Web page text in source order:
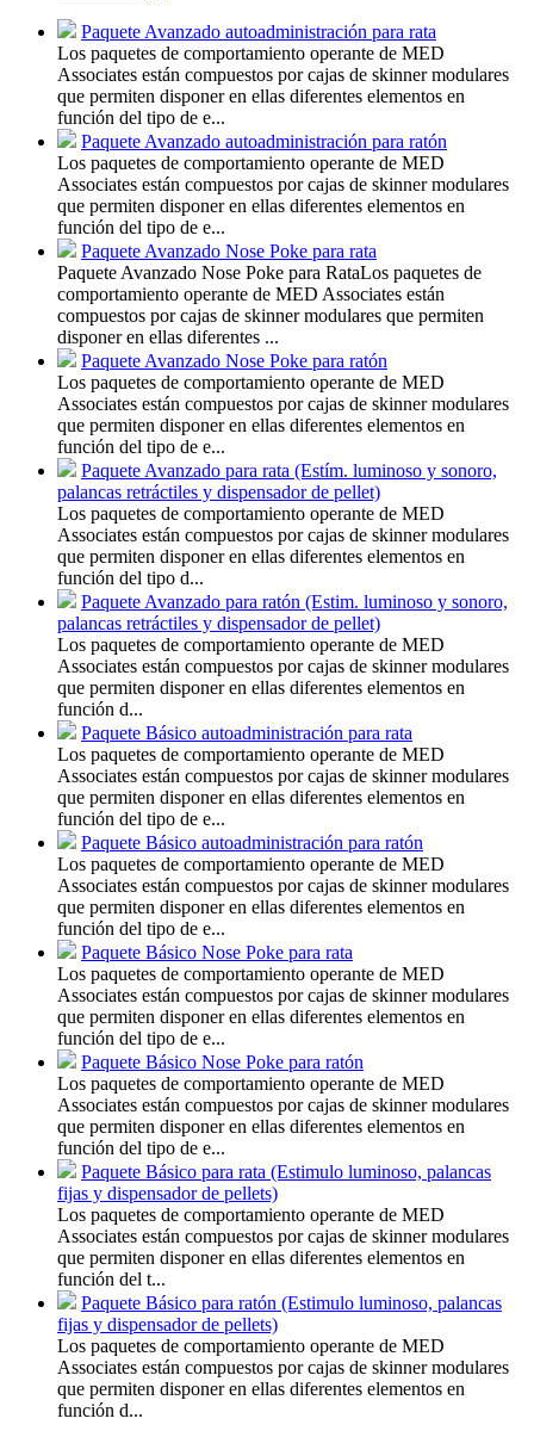
Paquete Avanzado autoadministración para rata
Los paquetes de comportamiento operante de MED
Associates están compuestos por cajas de skinner modulares
que permiten disponer en ellas diferentes elementos en
función del tipo de e...
Paquete Avanzado autoadministración para ratón
Los paquetes de comportamiento operante de MED
Associates están compuestos por cajas de skinner modulares
que permiten disponer en ellas diferentes elementos en
función del tipo de e...
Paquete Avanzado Nose Poke para rata
Paquete Avanzado Nose Poke para RataLos paquetes de
comportamiento operante de MED Associates están
compuestos por cajas de skinner modulares que permiten
disponer en ellas diferentes ...
Paquete Avanzado Nose Poke para ratón
Los paquetes de comportamiento operante de MED
Associates están compuestos por cajas de skinner modulares
que permiten disponer en ellas diferentes elementos en
función del tipo de e...
Paquete Avanzado para rata (Estím. luminoso y sonoro,
palancas retráctiles y dispensador de pellet)
Los paquetes de comportamiento operante de MED
Associates están compuestos por cajas de skinner modulares
que permiten disponer en ellas diferentes elementos en
función del tipo d...
Paquete Avanzado para ratón (Estim. luminoso y sonoro,
palancas retráctiles y dispensador de pellet)
Los paquetes de comportamiento operante de MED
Associates están compuestos por cajas de skinner modulares
que permiten disponer en ellas diferentes elementos en
función d...
Paquete Básico autoadministración para rata
Los paquetes de comportamiento operante de MED
Associates están compuestos por cajas de skinner modulares
que permiten disponer en ellas diferentes elementos en
función del tipo de e...
Paquete Básico autoadministración para ratón
Los paquetes de comportamiento operante de MED
Associates están compuestos por cajas de skinner modulares
que permiten disponer en ellas diferentes elementos en
función del tipo de e...
Paquete Básico Nose Poke para rata
Los paquetes de comportamiento operante de MED
Associates están compuestos por cajas de skinner modulares
que permiten disponer en ellas diferentes elementos en
función del tipo de e...
Paquete Básico Nose Poke para ratón
Los paquetes de comportamiento operante de MED
Associates están compuestos por cajas de skinner modulares
que permiten disponer en ellas diferentes elementos en
función del tipo de e...
Paquete Básico para rata (Estimulo luminoso, palancas
fijas y dispensador de pellets)
Los paquetes de comportamiento operante de MED
Associates están compuestos por cajas de skinner modulares
que permiten disponer en ellas diferentes elementos en
función del t...
Paquete Básico para ratón (Estimulo luminoso, palancas
fijas y dispensador de pellets)
Los paquetes de comportamiento operante de MED
Associates están compuestos por cajas de skinner modulares
que permiten disponer en ellas diferentes elementos en
función d...